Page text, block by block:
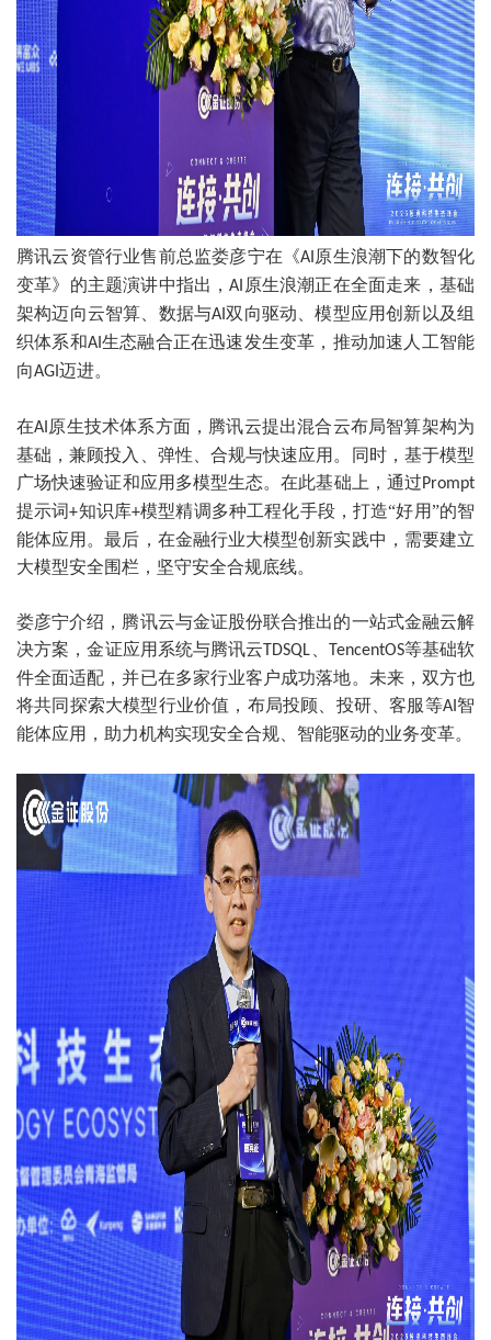
腾讯云资管行业售前总监娄彦宁在《AI 原生浪潮下的数智化
变革》的主题演讲中指出，AI 原生浪潮正在全面走来，基础
架构迈向云智算、数据与AI双向驱动、模型应用创新以及组
织体系和AI 生态融合正在迅速发生变革，推动加速人工智能
向AGI 迈进。
在AI 原生技术体系方面，腾讯云提出混合云布局智算架构为
基础，兼顾投入、弹性、合规与快速应用。同时，基于模型
广场快速验证和应用多模型生态。在此基础上，通过Prompt
提示词+知识库+模型精调多种工程化手段，打造“好用”的智
能体应用。最后，在金融行业大模型创新实践中，需要建立
大模型安全围栏，坚守安全合规底线。
娄彦宁介绍，腾讯云与金证股份联合推出的一站式金融云解
决方案，金证应用系统与腾讯云 TDSQL TencentOS等基础软
件全面适配，并已在多家行业客户成功落地。未来，双方也
将共同探索大模型行业价值，布局投顾、投研、客服等AI 智
能体应用，助力机构实现安全合规、智能驱动的业务变革。